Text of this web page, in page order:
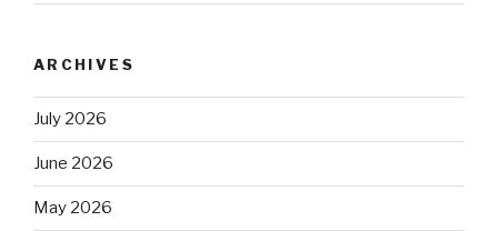
ARCHIVES
July 2026
June 2026
May 2026